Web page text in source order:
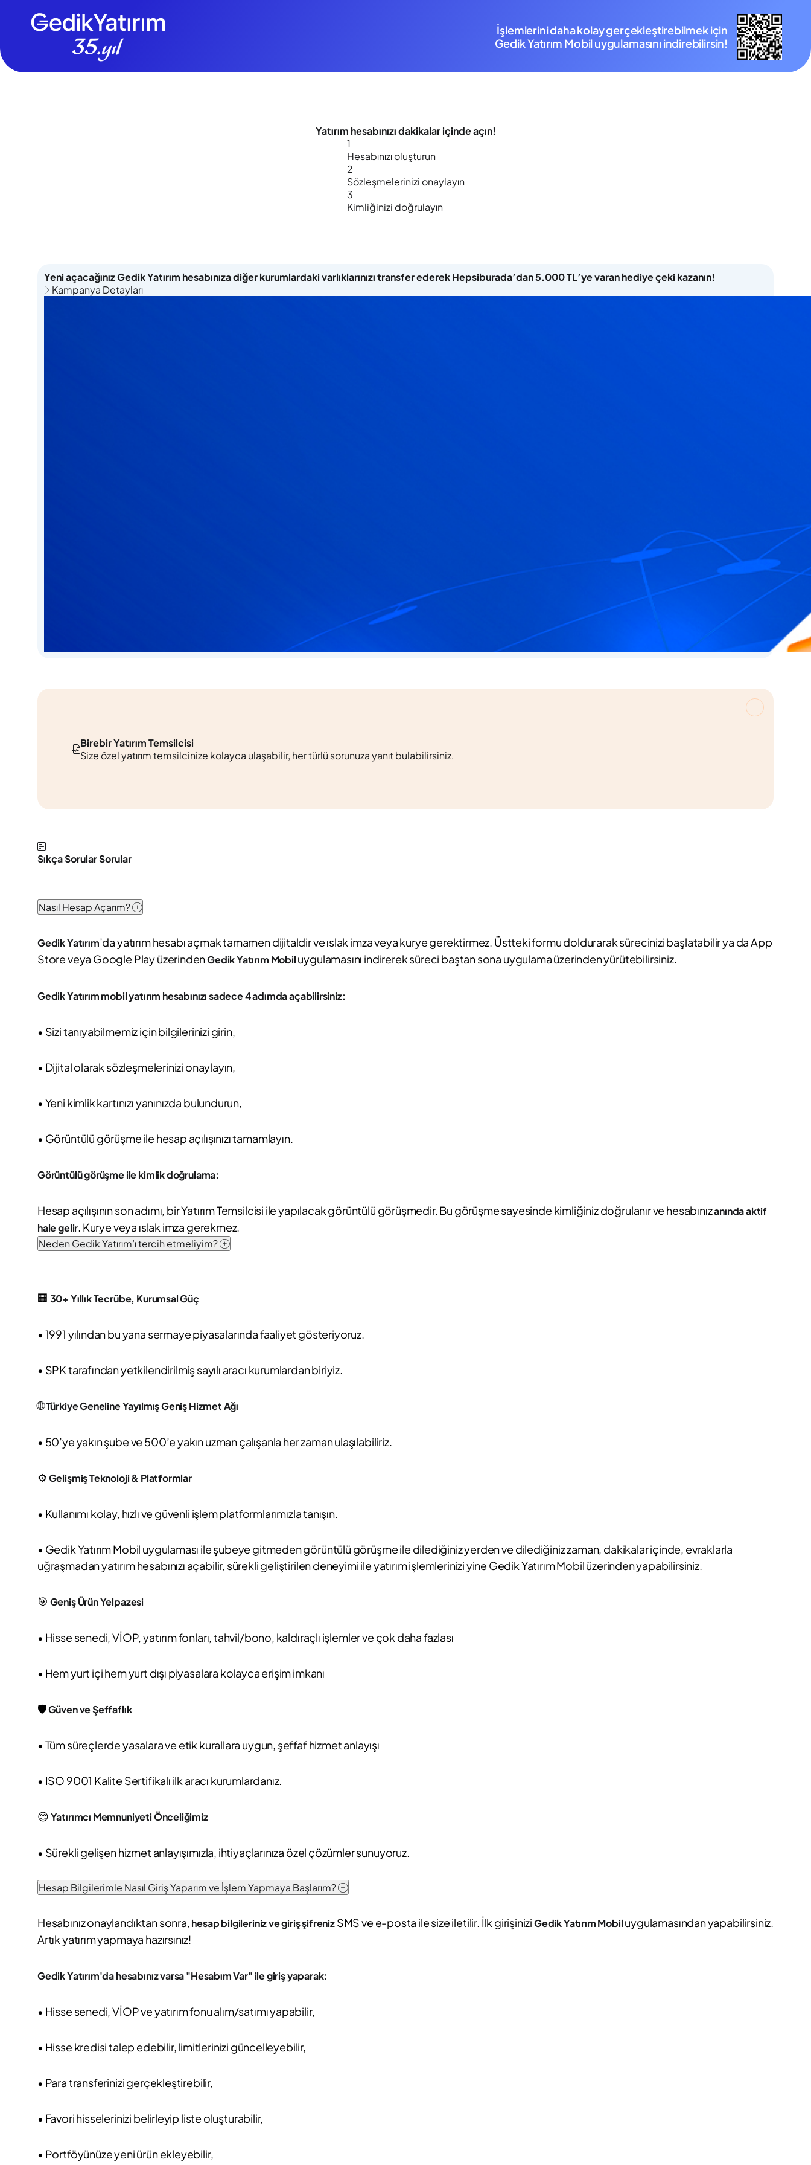
İşlemlerini daha kolay gerçekleştirebilmek için
Gedik Yatırım Mobil uygulamasını indirebilirsin!
Yatırım hesabınızıdakikalar içindeaçın!
1
Hesabınızı oluşturun
2
Sözleşmelerinizi onaylayın
3
Kimliğinizi doğrulayın
Yeni açacağınız Gedik Yatırım hesabınıza diğer kurumlardaki varlıklarınızı transfer ederek Hepsiburada’dan 5.000 TL’ye varan hediye çeki kazanın!
Kampanya Detayları
Birebir Yatırım Temsilcisi
Size özel yatırım temsilcinize kolayca ulaşabilir, her türlü sorunuza yanıt bulabilirsiniz.
Sıkça Sorular Sorular
Nasıl Hesap Açarım?
Gedik Yatırım’da yatırım hesabı açmak tamamen dijitaldir ve ıslak imza veya kurye gerektirmez. Üstteki formu doldurarak sürecinizi başlatabilir ya da App
Store veya Google Play üzerindenGedik Yatırım Mobiluygulamasını indirerek süreci baştan sona uygulama üzerinden yürütebilirsiniz.
Gedik Yatırım mobil yatırım hesabınızı sadece 4 adımda açabilirsiniz:
• Sizi tanıyabilmemiz için bilgilerinizi girin,
• Dijital olarak sözleşmelerinizi onaylayın,
• Yeni kimlik kartınızı yanınızda bulundurun,
• Görüntülü görüşme ile hesap açılışınızı tamamlayın.
Görüntülü görüşme ile kimlik doğrulama:
Hesap açılışının son adımı, bir Yatırım Temsilcisi ile yapılacak görüntülü görüşmedir. Bu görüşme sayesinde kimliğiniz doğrulanır ve hesabınızanında aktif
hale gelir. Kurye veya ıslak imza gerekmez.
Neden Gedik Yatırım’ı tercih etmeliyim?
🏢 30+ Yıllık Tecrübe, Kurumsal Güç
• 1991 yılından bu yana sermaye piyasalarında faaliyet gösteriyoruz.
• SPK tarafından yetkilendirilmiş sayılı aracı kurumlardan biriyiz.
🌐Türkiye Geneline Yayılmış Geniş Hizmet Ağı
• 50’ye yakın şube ve 500’e yakın uzman çalışanla her zaman ulaşılabiliriz.
⚙️Gelişmiş Teknoloji & Platformlar
• Kullanımı kolay, hızlı ve güvenli işlem platformlarımızla tanışın.
• Gedik Yatırım Mobil uygulaması ile şubeye gitmeden görüntülü görüşme ile dilediğiniz yerden ve dilediğiniz zaman, dakikalar içinde, evraklarla
uğraşmadan yatırım hesabınızı açabilir, sürekli geliştirilen deneyimi ile yatırım işlemlerinizi yine Gedik Yatırım Mobil üzerinden yapabilirsiniz.
🎯 Geniş Ürün Yelpazesi
• Hisse senedi, VİOP, yatırım fonları, tahvil/bono, kaldıraçlı işlemler ve çok daha fazlası
• Hem yurt içi hem yurt dışı piyasalara kolayca erişim imkanı
🛡️Güven ve Şeffaflık
• Tüm süreçlerde yasalara ve etik kurallara uygun, şeffaf hizmet anlayışı
• ISO 9001 Kalite Sertifikalı ilk aracı kurumlardanız.
😊Yatırımcı Memnuniyeti Önceliğimiz
• Sürekli gelişen hizmet anlayışımızla, ihtiyaçlarınıza özel çözümler sunuyoruz.
Hesap Bilgilerimle Nasıl Giriş Yaparım ve İşlem Yapmaya Başlarım?
Hesabınız onaylandıktan sonra,hesap bilgileriniz ve giriş şifrenizSMS ve e-posta ile size iletilir. İlk girişiniziGedik Yatırım Mobiluygulamasından yapabilirsiniz.
Artık yatırım yapmaya hazırsınız!
Gedik Yatırım'da hesabınız varsa "Hesabım Var" ile giriş yaparak:
• Hisse senedi, VİOP ve yatırım fonu alım/satımı yapabilir,
• Hisse kredisi talep edebilir, limitlerinizi güncelleyebilir,
• Para transferinizi gerçekleştirebilir,
• Favori hisselerinizi belirleyip liste oluşturabilir,
• Portföyünüze yeni ürün ekleyebilir,